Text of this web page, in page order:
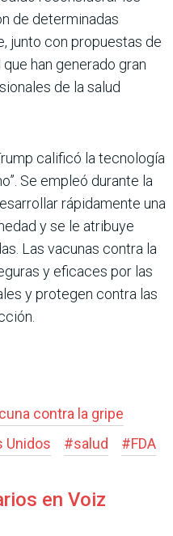
de determinadas
junto con propuestas de
han generado gran
de la salud
calificó la tecnología
Se empleó durante la
rápidamente una
y se le atribuye
Las vacunas contra la
y eficaces por las
y protegen contra las
contra la gripe
Unidos #salud #FDA
en Voiz